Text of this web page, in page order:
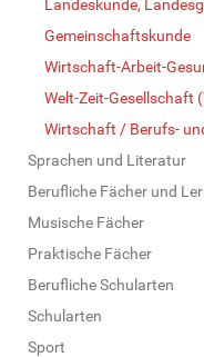
Landeskunde,
Gemeinschaftskunde
Wirtschaft-Arbeit-
Welt-Zeit-Gesellschaft
Wirtschaft / Berufs-
Sprachen und Literatur
Berufliche Fächer und
Musische Fächer
Praktische Fächer
Berufliche Schularten
Schularten
Sport